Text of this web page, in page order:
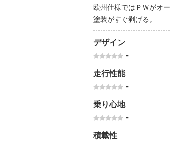
欧州仕様ではＰＷがオ
塗装がすぐ剥げる。
デザイン
-
走行性能
-
乗り心地
-
積載性